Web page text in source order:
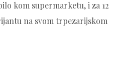
kom supermarketu, i za 12
na svom trpezarijskom